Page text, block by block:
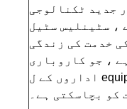
جدید ٹکنالوجی
، سٹینلیس سٹیل
خدمت کی زندگی
، جو کاروباری
اداروں کے ل equipment بہت سارے سامان
کو بچاسکتی ہے۔